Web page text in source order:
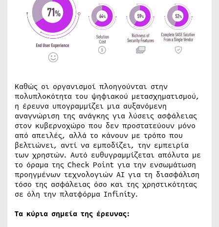
Καθώς οι οργανισμοί πλοηγούνται στην
πολυπλοκότητα του ψηφιακού μετασχηματισμού,
η έρευνα υπογραμμίζει μια αυξανόμενη
αναγνώριση της ανάγκης για λύσεις ασφάλειας
στον κυβερνοχώρο που δεν προστατεύουν μόνο
από απειλές, αλλά το κάνουν με τρόπο που
βελτιώνει, αντί να εμποδίζει, την εμπειρία
των χρηστών. Αυτό ευθυγραμμίζεται απόλυτα με
το όραμα της Check Point για την ενσωμάτωση
προηγμένων τεχνολογιών AI για τη διασφάλιση
τόσο της ασφάλειας όσο και της χρηστικότητας
σε όλη την πλατφόρμα Infinity.
Τα κύρια σημεία της έρευνας: